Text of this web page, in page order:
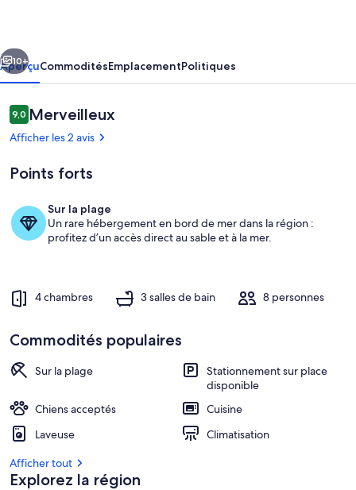
Calm
with
superb
panoramic
cote
d'azur
Plage
Suivant
10+
AperçuCommoditésEmplacementPolitiques
Avis
9,09,0 sur 10 –
Merveilleux
Afficher les 2 avis
Points forts
Sur la plage
Un rare hébergement en bord de mer dans la région :
profitez d’un accès direct au sable et à la mer.
4 chambres 3 salles de bain 8 personnes
Commodités populaires
Sur la plage
Stationnement sur place
disponible
Chiens acceptés
Cuisine
Laveuse
Climatisation
Afficher tout
Explorez la région